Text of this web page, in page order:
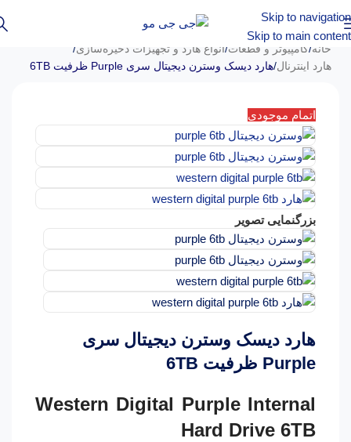
Skip to navigation
Skip to main content
خانه/کامپیوتر و قطعات/انواع هارد و تجهیزات ذخیره‌سازی/
هارد اینترنال/هارد دیسک وسترن دیجیتال سری Purple ظرفیت 6TB
اتمام موجودی
بزرگنمایی تصویر
هارد دیسک وسترن دیجیتال سری
Purple ظرفیت 6TB
Western Digital Purple Internal
Hard Drive 6TB